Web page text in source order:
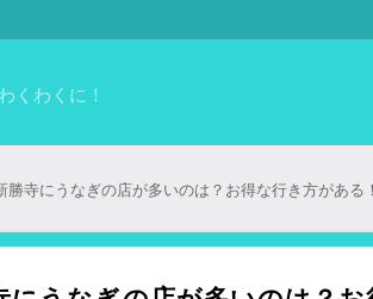
くわくに！
勝寺にうなぎの店が多いのは？お得な行き方がある！